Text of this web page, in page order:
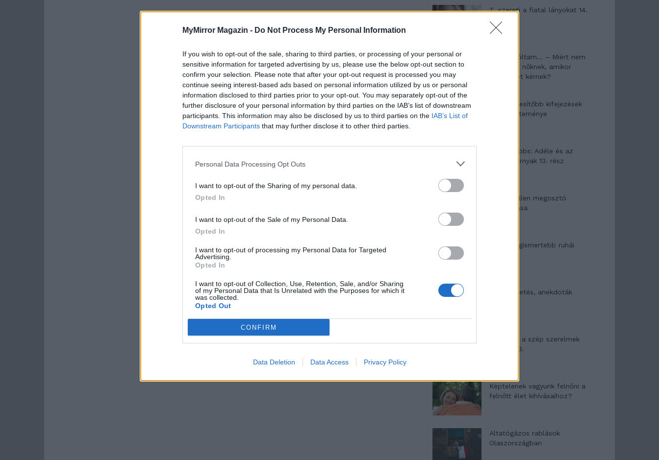
MyMirror Magazin - Do Not Process My Personal Information
If you wish to opt-out of the sale, sharing to third parties, or processing of your personal or
sensitive information for targeted advertising by us, please use the below opt-out section to
confirm your selection. Please note that after your opt-out request is processed you may
continue seeing interest-based ads based on personal information utilized by us or personal
information disclosed to third parties prior to your opt-out. You may separately opt-out of the
further disclosure of your personal information by third parties on the IAB’s list of downstream
participants. This information may also be disclosed by us to third parties on the IAB’s List of
Downstream Participants that may further disclose it to other third parties.
Personal Data Processing Opt Outs
I want to opt-out of the Sharing of my personal data.
Opted In
I want to opt-out of the Sale of my Personal Data.
Opted In
I want to opt-out of processing my Personal Data for Targeted
Advertising.
Opted In
I want to opt-out of Collection, Use, Retention, Sale, and/or Sharing
of my Personal Data that Is Unrelated with the Purposes for which it
was collected.
Opted Out
CONFIRM
Data Deletion Data Access Privacy Policy
T. szereti a fiatal lányokat 14.
Pedig szóltam… – Miért nem
hiszünk a nőknek, amikor
segítséget kérnek?
A legidegesítőbb kifejezések
laza gyűjteménye
Elyna Robbs: Adéle és az
örökölt árnyak 13. rész
Woody Allen megosztó
zsenialitása
A világ legismertebb ruhái
Nyár, nevetés, anekdoták
Panna és a szép szerelmek
mítosza 3.
Képtelenek vagyunk felnőni a
felnőtt élet kihívásaihoz?
Altatógázos rablások
Olaszországban